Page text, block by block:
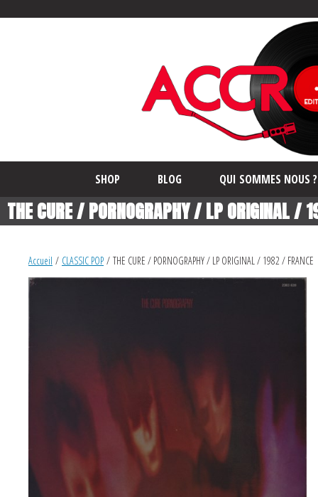
SHOP BLOG QUI SOMMES NOUS ?
THE CURE / PORNOGRAPHY / LP ORIGINAL /
Accueil / CLASSIC POP / THE CURE / PORNOGRAPHY / LP ORIGINAL / 1982 / FRANCE